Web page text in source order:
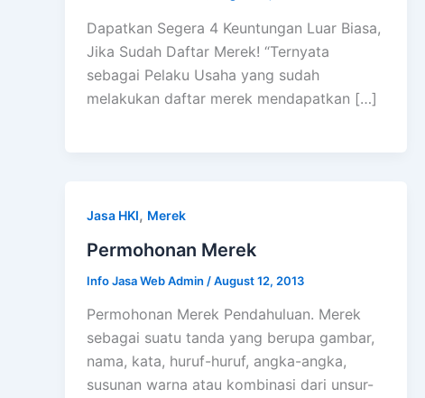
Dapatkan Segera 4 Keuntungan Luar Biasa,
Jika Sudah Daftar Merek! “Ternyata
sebagai Pelaku Usaha yang sudah
melakukan daftar merek mendapatkan […]
Jasa HKI, Merek
Permohonan Merek
Info Jasa Web Admin /August 12, 2013
Permohonan Merek Pendahuluan. Merek
sebagai suatu tanda yang berupa gambar,
nama, kata, huruf-huruf, angka-angka,
susunan warna atau kombinasi dari unsur-